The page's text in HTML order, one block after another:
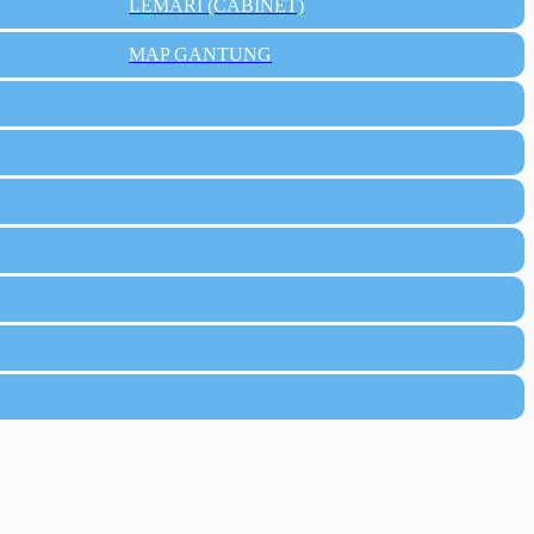
LEMARI (CABINET)
MAP GANTUNG